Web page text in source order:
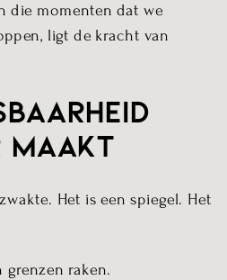
die momenten dat we
ligt de kracht van
Het is een spiegel. Het
grenzen raken.